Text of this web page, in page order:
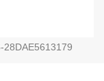
28DAE5613179